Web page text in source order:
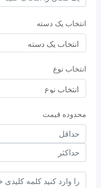
انتخاب یک دسته
انتخاب نوع
محدوده قیمت
حداقل
قیمت
حداکثر
keyword